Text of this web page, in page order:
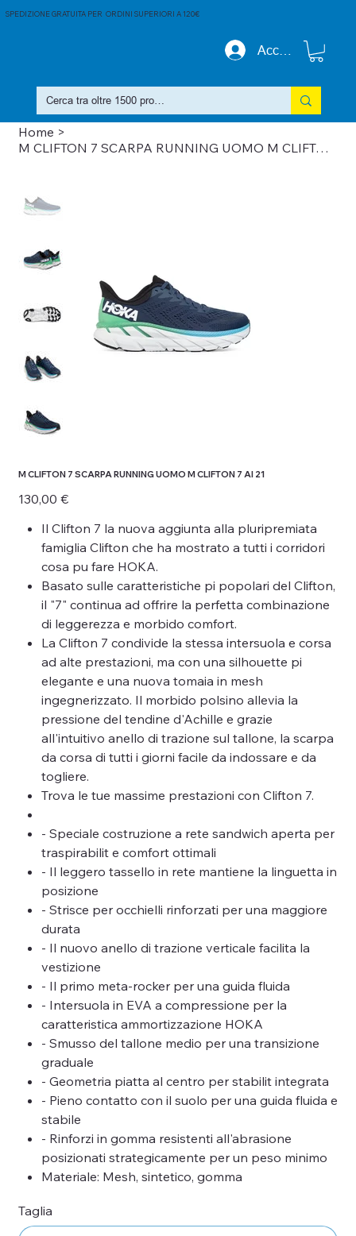
Accedi
SPEDIZIONE GRATUITA PER ORDINI SUPERIORI A 120€
Home >
M CLIFTON 7 SCARPA RUNNING UOMO M CLIFTON 7 AI 21
M CLIFTON 7 SCARPA RUNNING UOMO M CLIFTON 7 AI 21
Prezzo
130,00 €
Il Clifton 7 la nuova aggiunta alla pluripremiata
famiglia Clifton che ha mostrato a tutti i corridori
cosa pu fare HOKA.
Basato sulle caratteristiche pi popolari del Clifton,
il "7" continua ad offrire la perfetta combinazione
di leggerezza e morbido comfort.
La Clifton 7 condivide la stessa intersuola e corsa
ad alte prestazioni, ma con una silhouette pi
elegante e una nuova tomaia in mesh
ingegnerizzato. Il morbido polsino allevia la
pressione del tendine d'Achille e grazie
all'intuitivo anello di trazione sul tallone, la scarpa
da corsa di tutti i giorni facile da indossare e da
togliere.
Trova le tue massime prestazioni con Clifton 7.
- Speciale costruzione a rete sandwich aperta per
traspirabilit e comfort ottimali
- Il leggero tassello in rete mantiene la linguetta in
posizione
- Strisce per occhielli rinforzati per una maggiore
durata
- Il nuovo anello di trazione verticale facilita la
vestizione
- Il primo meta-rocker per una guida fluida
- Intersuola in EVA a compressione per la
caratteristica ammortizzazione HOKA
- Smusso del tallone medio per una transizione
graduale
- Geometria piatta al centro per stabilit integrata
- Pieno contatto con il suolo per una guida fluida e
stabile
- Rinforzi in gomma resistenti all'abrasione
posizionati strategicamente per un peso minimo
Materiale: Mesh, sintetico, gomma
Taglia